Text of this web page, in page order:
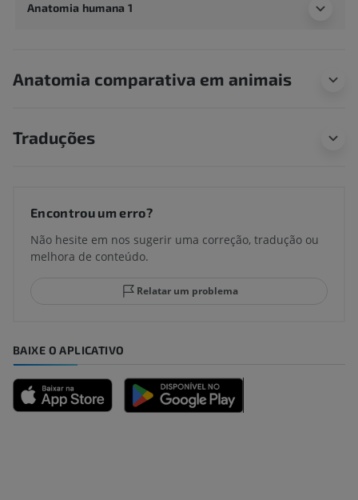
Anatomia humana 1
Anatomia comparativa em animais
Traduções
Encontrou um erro?
Não hesite em nos sugerir uma correção, tradução ou
melhora de conteúdo.
Relatar um problema
BAIXE O APLICATIVO